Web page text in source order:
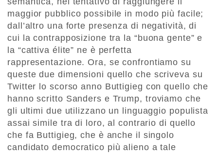
maggior pubblico possibile in modo più facile;
dall’altro una forte presenza di negatività, di
cui la contrapposizione tra la “buona gente” e
la “cattiva élite” ne è perfetta
rappresentazione. Ora, se confrontiamo su
queste due dimensioni quello che scriveva su
Twitter lo scorso anno Buttigieg con quello che
hanno scritto Sanders e Trump, troviamo che
gli ultimi due utilizzano un linguaggio populista
assai simile tra di loro, al contrario di quello
che fa Buttigieg, che è anche il singolo
candidato democratico più alieno a tale